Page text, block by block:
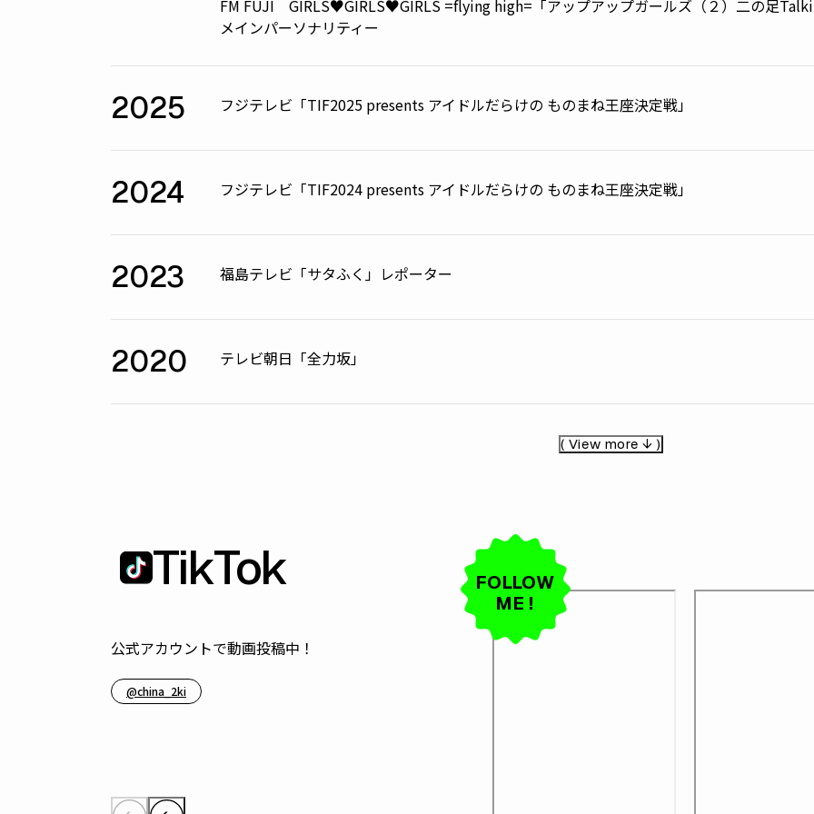
FM FUJI GIRLS♥GIRLS♥GIRLS =flying high=「アップアップガールズ（２）二の足
メインパーソナリティー
2025 フジテレビ「TIF2025 presents アイドルだらけの ものまね王座決定戦」
2024 フジテレビ「TIF2024 presents アイドルだらけの ものまね王座決定戦」
2023 福島テレビ「サタふく」レポーター
2020 テレビ朝日「全力坂」
( View more ↓ )
TikTok
公式アカウントで動画投稿中！
@china_2ki
FOLLOW
ME !